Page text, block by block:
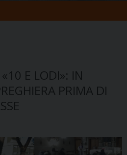
E LODI»: IN
PRIMA DI